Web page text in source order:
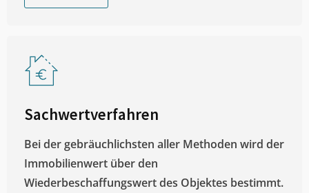
Sachwertverfahren
Bei der gebräuchlichsten aller Methoden wird der
Immobilienwert über den
Wiederbeschaffungswert des Objektes bestimmt.